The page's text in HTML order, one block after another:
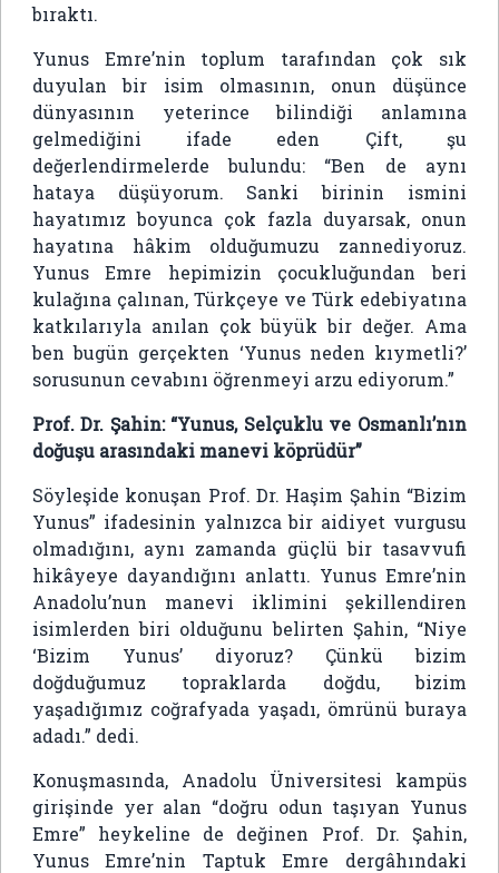
bıraktı.
Yunus Emre’nin toplum tarafından çok sık
duyulan bir isim olmasının, onun düşünce
dünyasının yeterince bilindiği anlamına
gelmediğini ifade eden Çift, şu
değerlendirmelerde bulundu: “Ben de aynı
hataya düşüyorum. Sanki birinin ismini
hayatımız boyunca çok fazla duyarsak, onun
hayatına hâkim olduğumuzu zannediyoruz.
Yunus Emre hepimizin çocukluğundan beri
kulağına çalınan, Türkçeye ve Türk edebiyatına
katkılarıyla anılan çok büyük bir değer. Ama
ben bugün gerçekten ‘Yunus neden kıymetli?’
sorusunun cevabını öğrenmeyi arzu ediyorum.”
Prof. Dr. Şahin: “Yunus, Selçuklu ve Osmanlı’nın
doğuşu arasındaki manevi köprüdür”
Söyleşide konuşan Prof. Dr. Haşim Şahin “Bizim
Yunus” ifadesinin yalnızca bir aidiyet vurgusu
olmadığını, aynı zamanda güçlü bir tasavvufi
hikâyeye dayandığını anlattı. Yunus Emre’nin
Anadolu’nun manevi iklimini şekillendiren
isimlerden biri olduğunu belirten Şahin, “Niye
‘Bizim Yunus’ diyoruz? Çünkü bizim
doğduğumuz topraklarda doğdu, bizim
yaşadığımız coğrafyada yaşadı, ömrünü buraya
adadı.” dedi.
Konuşmasında, Anadolu Üniversitesi kampüs
girişinde yer alan “doğru odun taşıyan Yunus
Emre” heykeline de değinen Prof. Dr. Şahin,
Yunus Emre’nin Taptuk Emre dergâhındaki